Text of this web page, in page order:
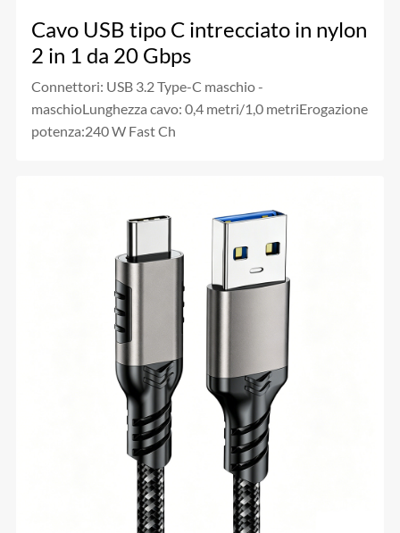
Cavo USB tipo C intrecciato in nylon
2 in 1 da 20 Gbps
Connettori: USB 3.2 Type-C maschio -
maschioLunghezza cavo: 0,4 metri/1,0 metriErogazione
potenza:240 W Fast Ch